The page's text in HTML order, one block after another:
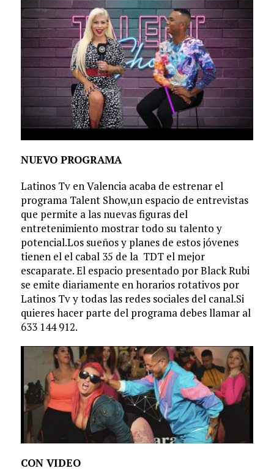
NUEVO PROGRAMA
Latinos Tv en Valencia acaba de estrenar el
programa Talent Show,un espacio de entrevistas
que permite a las nuevas figuras del
entretenimiento mostrar todo su talento y
potencial.Los sueños y planes de estos jóvenes
tienen el el cabal 35 de la TDT el mejor
escaparate. El espacio presentado por Black Rubi
se emite diariamente en horarios rotativos por
Latinos Tv y todas las redes sociales del canal.Si
quieres hacer parte del programa debes llamar al
633 144 912.
CON VIDEO